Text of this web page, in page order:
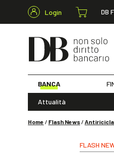
Login DB
BANCA
Attualità
Home / Flash News/
FLASH